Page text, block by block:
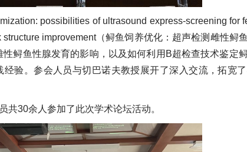
possibilities of ultrasound express-screening for
improvement（鲟鱼饲养优化：超声检测雌性鲟
鲟鱼性腺发育的影响，以及如何利用B超检查技术鉴定
验。参会人员与切巴诺夫教授展开了深入交流，拓宽
共30余人参加了此次学术论坛活动。